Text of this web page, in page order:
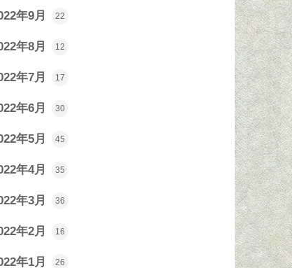
年9月 22
年8月 12
年7月 17
年6月 30
年5月 45
年4月 35
年3月 36
年2月 16
年1月 26